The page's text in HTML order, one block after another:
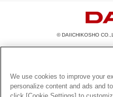
© DAIICHIKOSHO
このサイトに掲載されている一切の文章
を問わず、著作権法の定める範囲を超え
とを禁じます。
楽曲及びコンテンツは、機種によりご利
We use cookies to improve your
personalize content and ads and